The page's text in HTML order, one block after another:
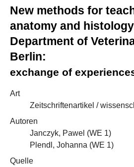
New methods for
anatomy and
Department of
Berlin:
exchange of
Art
Zeitschriftenartikel /
Autoren
Janczyk, Pawel (WE 1)
Plendl, Johanna (WE 1)
Quelle